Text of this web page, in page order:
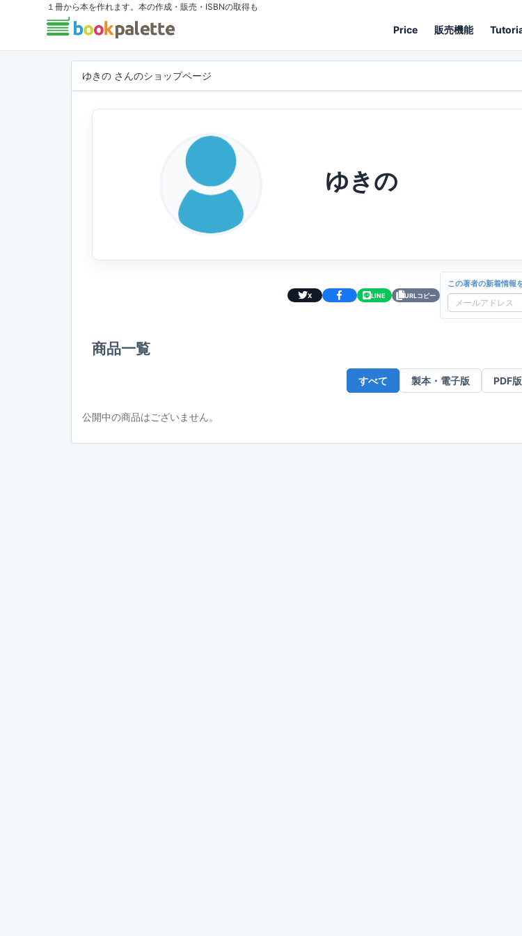
１冊から本を作れます。本の作成・販売・ISBNの取得も
Price 販売機能
ゆきの さんのショップページ
ゆきの
X LINE URLコピー
この著者の新着情報
メ
ド
レ
商品一覧
すべて 製本・電子版 PDF版
公開中の商品はございません。